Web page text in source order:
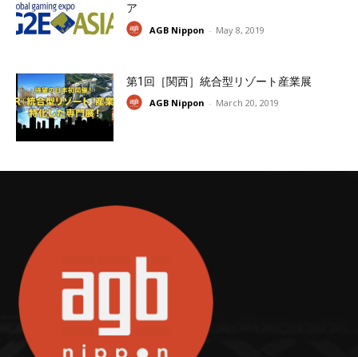
ア
AGB Nippon - May 8, 2019
第1回［関西］統合型リゾート産業展
AGB Nippon - March 20, 2019